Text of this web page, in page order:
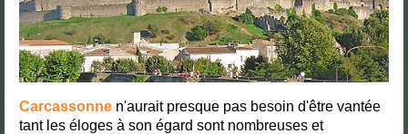
Carcassonne n'aurait presque pas besoin d'être vantée
tant les éloges à son égard sont nombreuses et